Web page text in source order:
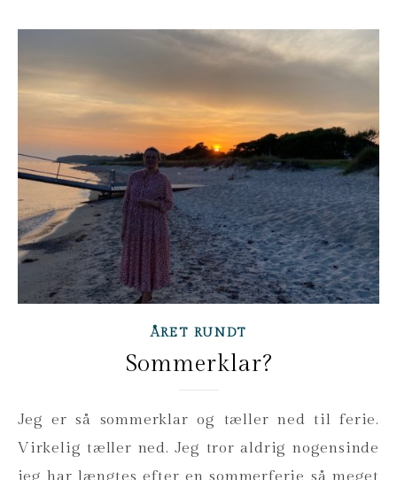
ÅRET RUNDT
Sommerklar?
Jeg er så sommerklar og tæller ned til ferie.
Virkelig tæller ned. Jeg tror aldrig nogensinde